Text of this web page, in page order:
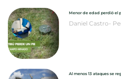
Menor de edad perdió el
Daniel Castro-
Al menos 13 ataques se